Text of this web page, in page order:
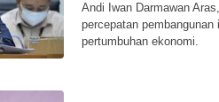
Andi Iwan Darmawan
percepatan
pertumbuhan ekonomi.